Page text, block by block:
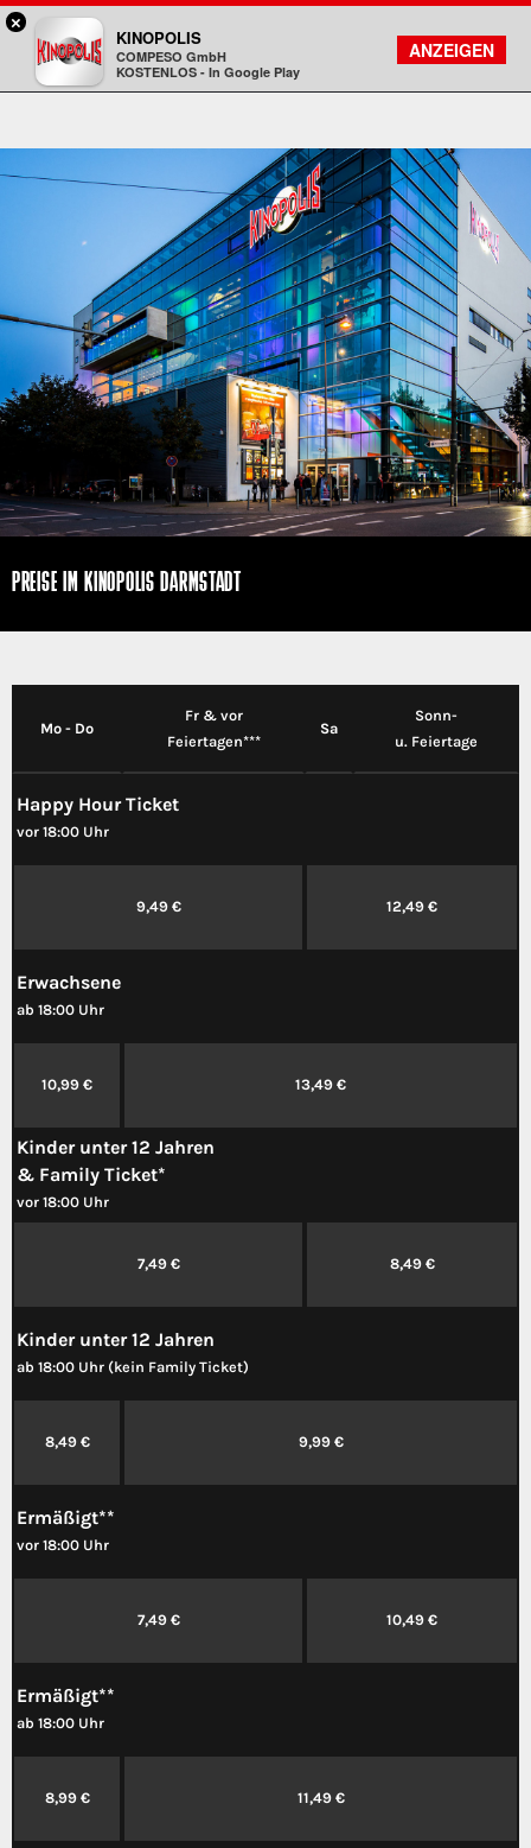
Kinopolis
FILMSUCHE
KONTO
PREISE IM KINOPOLIS DARMSTADT
Mo - Do
Fr & vor
Feiertagen***
Sa
Sonn-
u. Feiertage
Happy Hour Ticket
vor 18:00 Uhr
9,49 € 12,49 €
Erwachsene
ab 18:00 Uhr
10,99 € 13,49 €
Kinder unter 12 Jahren
& Family Ticket*
vor 18:00 Uhr
7,49 € 8,49 €
Kinder unter 12 Jahren
ab 18:00 Uhr (kein Family Ticket)
8,49 € 9,99 €
Ermäßigt**
vor 18:00 Uhr
7,49 € 10,49 €
Ermäßigt**
ab 18:00 Uhr
8,99 € 11,49 €
×
KINOPOLIS
COMPESO GmbH
KOSTENLOS - In Google Play
ANZEIGEN